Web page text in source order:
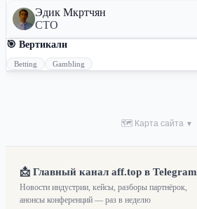
Эдик Мкртчян
CTO
🎯 Вертикали
Betting Gambling
🗺 Карта сайта ▼
📩 Главный канал aff.top в Telegram
Новости индустрии, кейсы, разборы партнёрок,
анонсы конференций — раз в неделю